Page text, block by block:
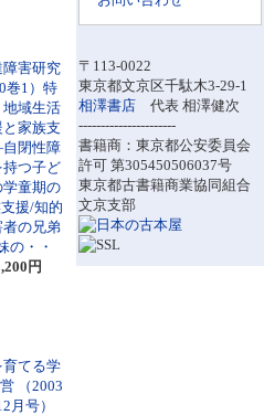
〒113-0022
東京都文京区千駄木3-29-1
相澤書店 代表 相澤健次
----------------------
書籍商：東京都公安委員会
許可 第305450506037号
東京都古書籍商業協同組合
文京支部
障害研究
巻1）特
地域生活
と家族支
閉性障
持つ子ど
学童期の
援/知的
者の兄弟
の・・
円
育てる学
（2003
月号）